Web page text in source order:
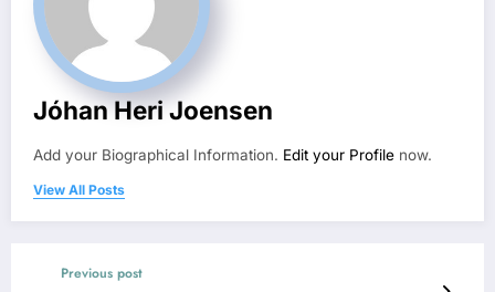
Jóhan Heri Joensen
Add your Biographical Information. Edit your Profile now.
View All Posts
Previous post